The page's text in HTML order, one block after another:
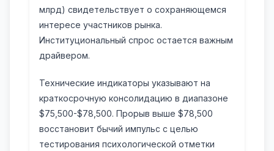
млрд) свидетельствует о сохраняющемся
интересе участников рынка.
Институциональный спрос остается важным
драйвером.
Технические индикаторы указывают на
краткосрочную консолидацию в диапазоне
$75,500-$78,500. Прорыв выше $78,500
восстановит бычий импульс с целью
тестирования психологической отметки